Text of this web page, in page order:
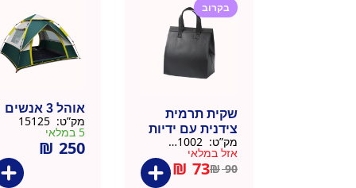
בקרוב
שקית תרמית
צידנית עם ידיות
– 50 יח 26/26
שחור
מק”ט:
אזל במלאי
₪90
₪ 73
אוהל 3 אנשים
מק”ט:
5 במלאי
₪ 250